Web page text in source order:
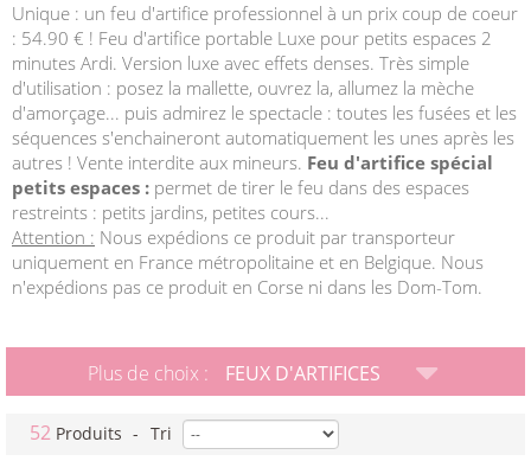
Unique : un feu d'artifice professionnel à un prix coup de coeur
: 54.90 € ! Feu d'artifice portable Luxe pour petits espaces 2
minutes Ardi. Version luxe avec effets denses. Très simple
d'utilisation : posez la mallette, ouvrez la, allumez la mèche
d'amorçage... puis admirez le spectacle : toutes les fusées et les
séquences s'enchaineront automatiquement les unes après les
autres ! Vente interdite aux mineurs. Feu d'artifice spécial
petits espaces : permet de tirer le feu dans des espaces
restreints : petits jardins, petites cours...
Attention : Nous expédions ce produit par transporteur
uniquement en France métropolitaine et en Belgique. Nous
n'expédions pas ce produit en Corse ni dans les Dom-Tom.
Plus de choix : FEUX D'ARTIFICES
52 Produits - Tri